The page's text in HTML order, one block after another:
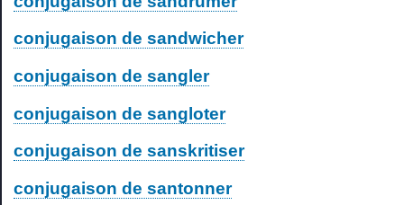
conjugaison de sandwicher
conjugaison de sangler
conjugaison de sangloter
conjugaison de sanskritiser
conjugaison de santonner